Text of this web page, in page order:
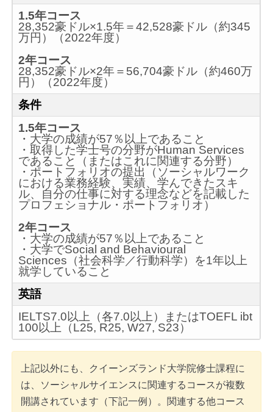
1.5年コース
28,352豪ドル×1.5年＝42,528豪ドル（約345
万円）（2022年度）
2年コース
28,352豪ドル×2年＝56,704豪ドル（約460万
円）（2022年度）
条件
1.5年コース
・大学の成績が57％以上であること
・取得した学士号の分野がHuman Services
であること（またはこれに関連する分野）
・ポートフォリオの提出（ソーシャルワーク
における業務経験、実績、学んできたスキ
ル、自分の仕事に対する理念などを記載した
プロフェショナル・ポートフォリオ）
2年コース
・大学の成績が57％以上であること
・大学でSocial and Behavioural
Sciences（社会科学／行動科学）を1年以上
就学していること
英語
IELTS7.0以上（各7.0以上）またはTOEFL ibt
100以上（L25, R25, W27, S23）
上記以外にも、クイーンズランド大学院修士課程に
は、ソーシャルサイエンスに関連するコースが複数
開講されています（下記一例）。関連する他コース